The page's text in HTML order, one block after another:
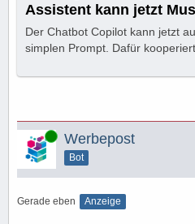
Assistent kann jetzt
Der Chatbot Copilot kann jetzt
simplen Prompt. Dafür
Online Werbepost
Bot
Gerade eben Anzeige